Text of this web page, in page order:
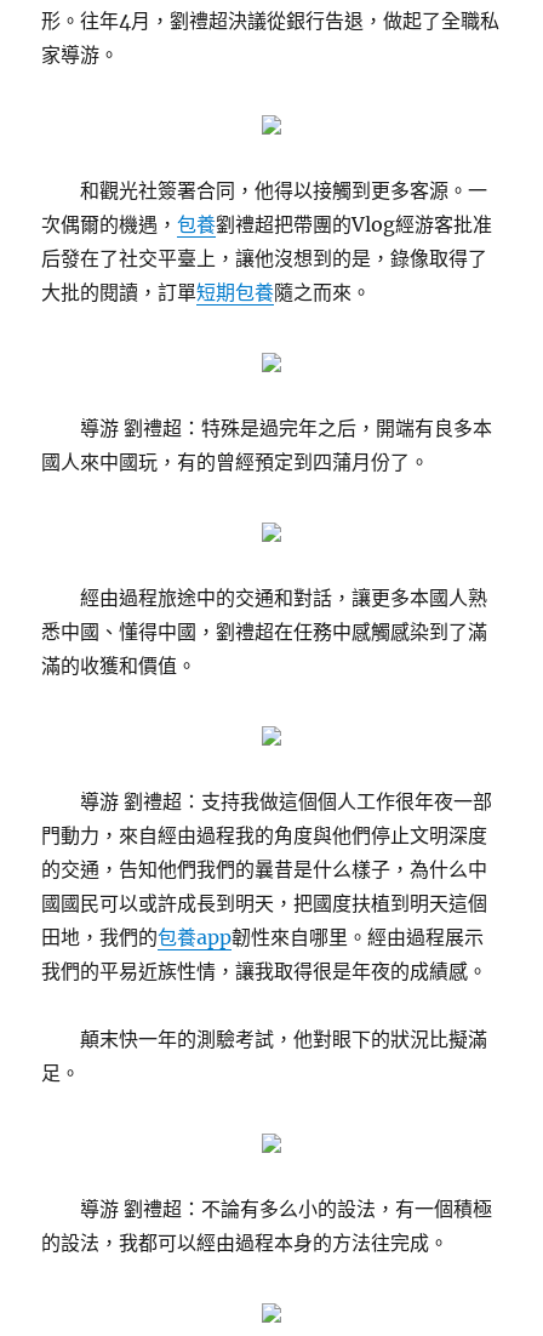
形。往年4月，劉禮超決議從銀行告退，做起了全職私
家導游。
和觀光社簽署合同，他得以接觸到更多客源。一
次偶爾的機遇，包養劉禮超把帶團的Vlog經游客批准
后發在了社交平臺上，讓他沒想到的是，錄像取得了
大批的閱讀，訂單短期包養隨之而來。
導游 劉禮超：特殊是過完年之后，開端有良多本
國人來中國玩，有的曾經預定到四蒲月份了。
經由過程旅途中的交通和對話，讓更多本國人熟
悉中國、懂得中國，劉禮超在任務中感觸感染到了滿
滿的收獲和價值。
導游 劉禮超：支持我做這個個人工作很年夜一部
門動力，來自經由過程我的角度與他們停止文明深度
的交通，告知他們我們的曩昔是什么樣子，為什么中
國國民可以或許成長到明天，把國度扶植到明天這個
田地，我們的包養app韌性來自哪里。經由過程展示
我們的平易近族性情，讓我取得很是年夜的成績感。
顛末快一年的測驗考試，他對眼下的狀況比擬滿
足。
導游 劉禮超：不論有多么小的設法，有一個積極
的設法，我都可以經由過程本身的方法往完成。